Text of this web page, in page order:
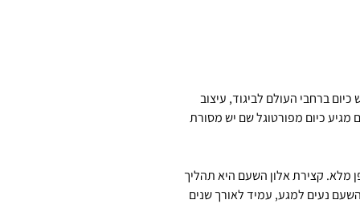
ברחבי העולם לביגוד, עיצוב
מגיע כיום מפורטוגל שם יש מסורת
מלא. קצירת אלון השעם היא תהליך
נעים למגע, עמיד לאורך שנים